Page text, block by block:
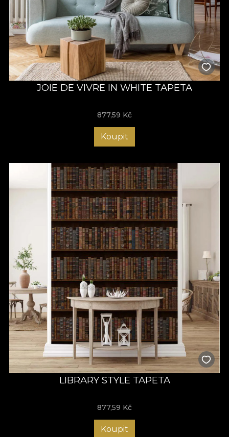
JOIE DE VIVRE IN WHITE TAPETA
877,59 Kč
Koupit
LIBRARY STYLE TAPETA
877,59 Kč
Koupit